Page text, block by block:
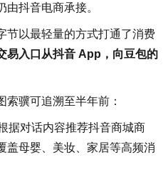
抖音电商承接。
节以最轻量的方式打通了消费
易入口从抖音 App，向豆包的
骥可追溯至半年前：
据对话内容推荐抖音商城商
盖母婴、美妆、家居等高频消